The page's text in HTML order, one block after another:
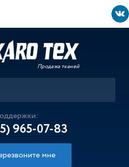
Продажа тканей
965-07-83
мне